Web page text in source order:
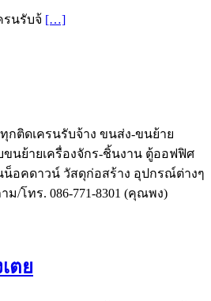
รนรับจ้ […]
กติดเครนรับจ้าง ขนส่ง-ขนย้าย
ขนย้ายเครื่องจักร-ชิ้นงาน ตู้ออฟฟิศ
น็อคดาวน์ วัสดุก่อสร้าง อุปกรณ์ต่างๆ
/โทร. 086-771-8301 (คุณพง)
ตย